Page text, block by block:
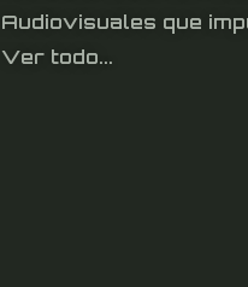
Audiovisuales que
Ver todo...